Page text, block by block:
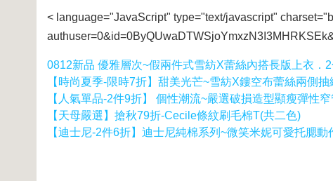
< language="JavaScript" type="text/javascript"
0812新品 優雅層次~假兩件式雪紡X蕾絲內搭長版上衣．
【時尚夏季-限時7折】甜美光芒~雪紡X鏤空布蕾絲兩側
【人氣單品-2件9折】 個性潮流~嚴選破損造型顯瘦彈性
【天母嚴選】搶秋79折-Cecile條紋刷毛棉T(共二色)
【迪士尼-2件6折】迪士尼純棉系列~微笑米妮可愛托腮動